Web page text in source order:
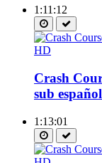
1:11:12
Crash
sub
1:13:01